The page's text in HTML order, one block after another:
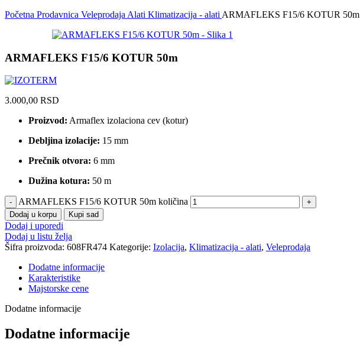
Početna Prodavnica Veleprodaja Alati Klimatizacija - alati ARMAFLEKS F15/6 KOTUR 50m
ARMAFLEKS F15/6 KOTUR 50m
3.000,00 RSD
Proizvod: Armaflex izolaciona cev (kotur)
Debljina izolacije: 15 mm
Prečnik otvora: 6 mm
Dužina kotura: 50 m
ARMAFLEKS F15/6 KOTUR 50m količina
Dodaj u korpu Kupi sad
Dodaj i uporedi
Dodaj u listu želja
Šifra proizvoda: 608FR474 Kategorije: Izolacija, Klimatizacija - alati, Veleprodaja
Dodatne informacije
Karakteristike
Majstorske cene
Dodatne informacije
Dodatne informacije